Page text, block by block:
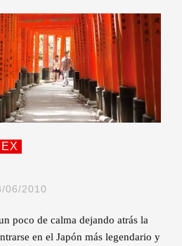
06/2010
poco de calma dejando atrás la
en el Japón más legendario y